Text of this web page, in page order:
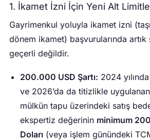
1. İkamet İzni İçin Yeni Alt
Gayrimenkul yoluyla ikamet izni
dönem ikamet) başvurularında
geçerli değildir.
200.000 USD Şartı: 2024
ve 2026’da da titizlikle
mülkün tapu üzerindeki satış
ekspertiz değerinin minimum
Doları(veya işlem günündeki